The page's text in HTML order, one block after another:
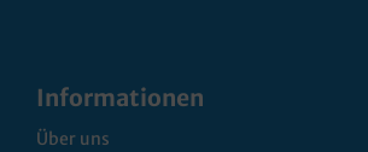
Informationen
Über uns